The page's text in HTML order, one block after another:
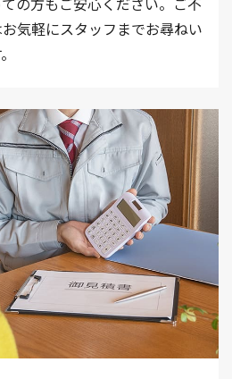
気軽にスタッフまでお尋ねい